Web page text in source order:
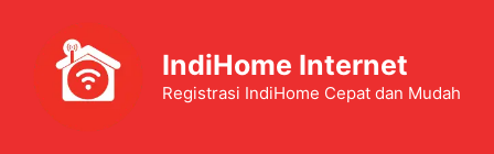
IndiHome Internet
Registrasi IndiHome Cepat dan Mudah